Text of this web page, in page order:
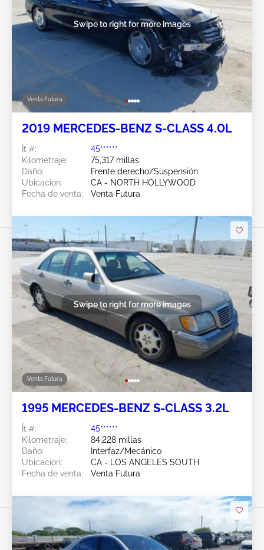
Venta Futura
Swipe to right for more images
2019 MERCEDES-BENZ S-CLASS 4.0L
Ít #:
45******
Kilometraje:
75,317 millas
Daño:
Frente derecho/Suspensión
Ubicación:
CA - NORTH HOLLYWOOD
Fecha de venta:
Venta Futura
Venta Futura
Swipe to right for more images
1995 MERCEDES-BENZ S-CLASS 3.2L
Ít #:
45******
Kilometraje:
84,228 millas
Daño:
Interfaz/Mecánico
Ubicación:
CA - LOS ANGELES SOUTH
Fecha de venta:
Venta Futura